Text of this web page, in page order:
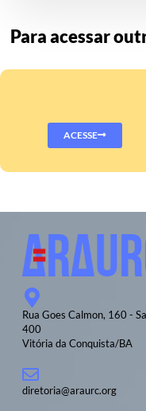
Para acessar
ACESSE
Rua Goes Calmon, 160 -
400
Vitória da Conquista/BA
diretoria@araurc.org